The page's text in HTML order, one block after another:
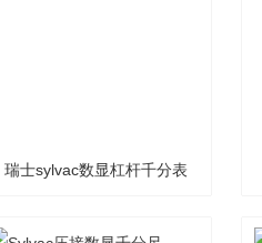
瑞士sylvac数显杠杆千分表